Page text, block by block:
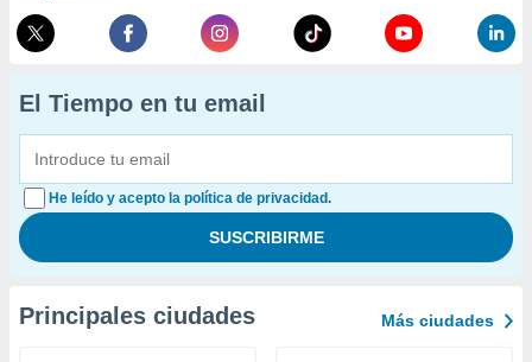
El Tiempo en tu email
He leído y acepto la política de privacidad.
Principales ciudades Más ciudades